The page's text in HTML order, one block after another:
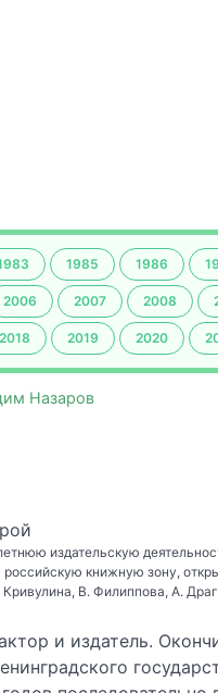
1985 1986
2006 2007 2008
2018 2019 2020
Назаров
издательскую
книжную зону,
В. Филиппова, А.
и издатель.